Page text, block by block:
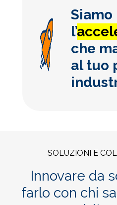
Siamo
l’
che
al tuo
SOLUZIONI E
Innovare da
farlo con chi